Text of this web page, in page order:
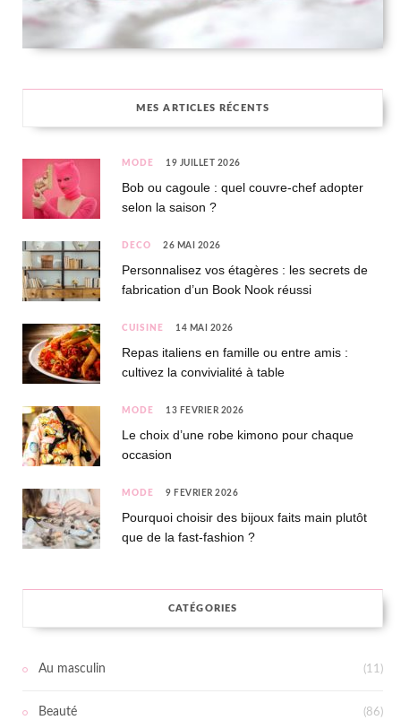
MES ARTICLES RÉCENTS
MODE 19 JUILLET 2026
Bob ou cagoule : quel couvre-chef adopter
selon la saison ?
DÉCO 26 MAI 2026
Personnalisez vos étagères : les secrets de
fabrication d’un Book Nook réussi
CUISINE 14 MAI 2026
Repas italiens en famille ou entre amis :
cultivez la convivialité à table
MODE 13 FÉVRIER 2026
Le choix d’une robe kimono pour chaque
occasion
MODE 9 FÉVRIER 2026
Pourquoi choisir des bijoux faits main plutôt
que de la fast-fashion ?
CATÉGORIES
Au masculin (11)
Beauté (86)